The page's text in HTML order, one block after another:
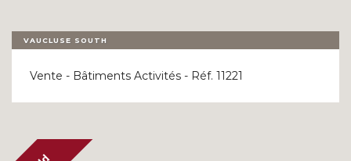
VAUCLUSE SOUTH
Vente - Bâtiments Activités - Réf. 11221